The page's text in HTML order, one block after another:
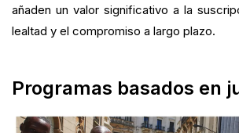
añaden un valor significativo a la
lealtad y el compromiso a largo plazo.
Programas basados en